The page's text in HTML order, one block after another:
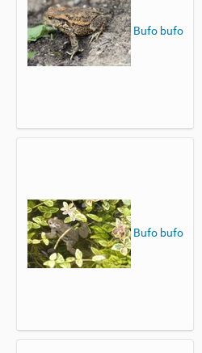
Bufo bufo
Bufo bufo